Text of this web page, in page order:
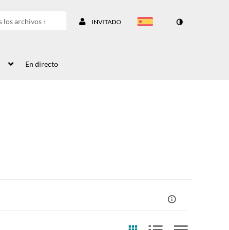
INVITADO
En directo